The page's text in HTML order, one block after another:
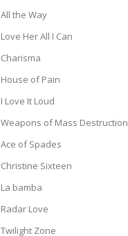
All the Way
Love Her All I Can
Charisma
House of Pain
I Love It Loud
Weapons of Mass Destruction
Ace of Spades
Christine Sixteen
La bamba
Radar Love
Twilight Zone